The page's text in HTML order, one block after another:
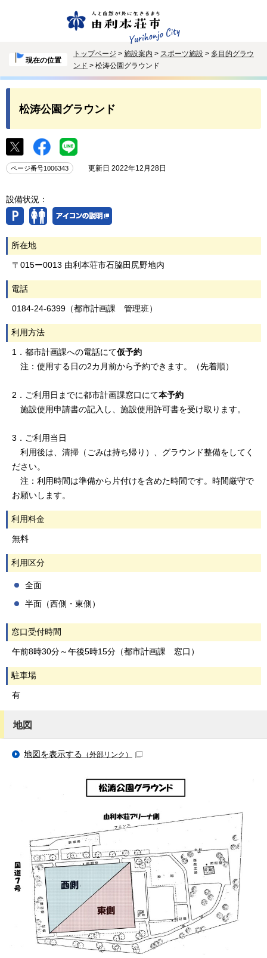
現在の位置
トップページ > 施設案内 > スポーツ施設 > 多目的グラウ
ンド > 松涛公園グラウンド
松涛公園グラウンド
ページ番号1006343 更新日 2022年12月28日
設備状況：
所在地
〒015ー0013 由利本荘市石脇田尻野地内
電話
0184-24-6399（都市計画課 管理班）
利用方法
1．都市計画課への電話にて仮予約
注：使用する日の2カ月前から予約できます。（先着順）
2．ご利用日までに都市計画課窓口にて本予約
施設使用申請書の記入し、施設使用許可書を受け取ります。
3．ご利用当日
利用後は、清掃（ごみは持ち帰り）、グラウンド整備をしてく
ださい。
注：利用時間は準備から片付けを含めた時間です。時間厳守で
お願いします。
利用料金
無料
利用区分
全面
半面（西側・東側）
窓口受付時間
午前8時30分～午後5時15分（都市計画課 窓口）
駐車場
有
地図
地図を表示する （外部リンク）